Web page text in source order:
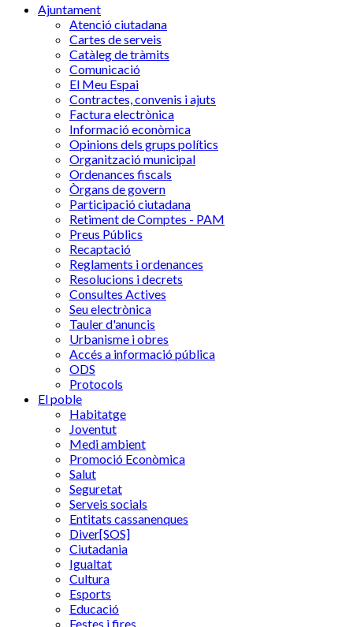
Ajuntament
Atenció ciutadana
Cartes de serveis
Catàleg de tràmits
Comunicació
El Meu Espai
Contractes, convenis i ajuts
Factura electrònica
Informació econòmica
Opinions dels grups polítics
Organització municipal
Ordenances fiscals
Òrgans de govern
Participació ciutadana
Retiment de Comptes - PAM
Preus Públics
Recaptació
Reglaments i ordenances
Resolucions i decrets
Consultes Actives
Seu electrònica
Tauler d'anuncis
Urbanisme i obres
Accés a informació pública
ODS
Protocols
El poble
Habitatge
Joventut
Medi ambient
Promoció Econòmica
Salut
Seguretat
Serveis socials
Entitats cassanenques
Diver[SOS]
Ciutadania
Igualtat
Cultura
Esports
Educació
Festes i fires